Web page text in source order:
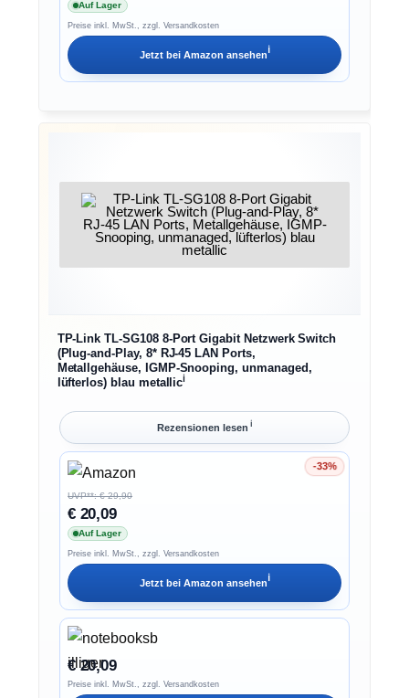
Auf Lager
Preise inkl. MwSt., zzgl. Versandkosten
Jetzt bei Amazon ansehenℹ︎
TP-Link TL-SG108 8-Port Gigabit Netzwerk Switch
(Plug-and-Play, 8* RJ-45 LAN Ports,
Metallgehäuse, IGMP-Snooping, unmanaged,
lüfterlos) blau metallicℹ︎
Rezensionen lesen ℹ︎
-33%
Ersparnis 33%
UVP**: € 29,90
€ 20,09
Auf Lager
Preise inkl. MwSt., zzgl. Versandkosten
Jetzt bei Amazon ansehenℹ︎
€ 20,09
Preise inkl. MwSt., zzgl. Versandkosten